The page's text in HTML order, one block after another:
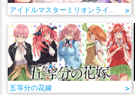
アイドルマスターミリオンライブ! >
五等分の花嫁 >